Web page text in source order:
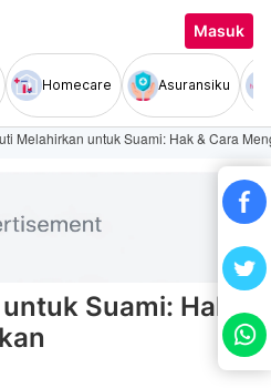
Masuk
Homecare Asuransiku
Melahirkan untuk Suami: Hak & Cara
Suami: Hak